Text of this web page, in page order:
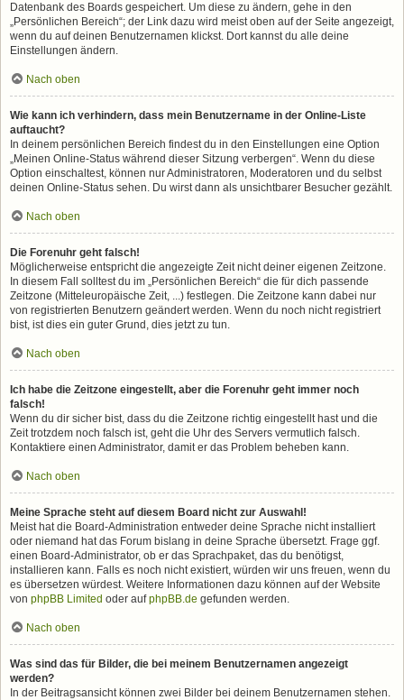
Datenbank des Boards gespeichert. Um diese zu ändern, gehe in den
„Persönlichen Bereich“; der Link dazu wird meist oben auf der Seite angezeigt,
wenn du auf deinen Benutzernamen klickst. Dort kannst du alle deine
Einstellungen ändern.
Nach oben
Wie kann ich verhindern, dass mein Benutzername in der Online-Liste
auftaucht?
In deinem persönlichen Bereich findest du in den Einstellungen eine Option
„Meinen Online-Status während dieser Sitzung verbergen“. Wenn du diese
Option einschaltest, können nur Administratoren, Moderatoren und du selbst
deinen Online-Status sehen. Du wirst dann als unsichtbarer Besucher gezählt.
Nach oben
Die Forenuhr geht falsch!
Möglicherweise entspricht die angezeigte Zeit nicht deiner eigenen Zeitzone.
In diesem Fall solltest du im „Persönlichen Bereich“ die für dich passende
Zeitzone (Mitteleuropäische Zeit, ...) festlegen. Die Zeitzone kann dabei nur
von registrierten Benutzern geändert werden. Wenn du noch nicht registriert
bist, ist dies ein guter Grund, dies jetzt zu tun.
Nach oben
Ich habe die Zeitzone eingestellt, aber die Forenuhr geht immer noch
falsch!
Wenn du dir sicher bist, dass du die Zeitzone richtig eingestellt hast und die
Zeit trotzdem noch falsch ist, geht die Uhr des Servers vermutlich falsch.
Kontaktiere einen Administrator, damit er das Problem beheben kann.
Nach oben
Meine Sprache steht auf diesem Board nicht zur Auswahl!
Meist hat die Board-Administration entweder deine Sprache nicht installiert
oder niemand hat das Forum bislang in deine Sprache übersetzt. Frage ggf.
einen Board-Administrator, ob er das Sprachpaket, das du benötigst,
installieren kann. Falls es noch nicht existiert, würden wir uns freuen, wenn du
es übersetzen würdest. Weitere Informationen dazu können auf der Website
von phpBB Limited oder aufphpBB.de gefunden werden.
Nach oben
Was sind das für Bilder, die bei meinem Benutzernamen angezeigt
werden?
In der Beitragsansicht können zwei Bilder bei deinem Benutzernamen stehen.